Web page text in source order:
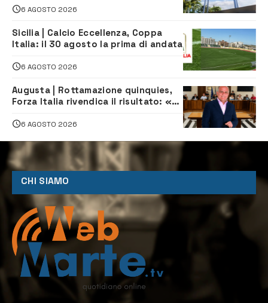
6 AGOSTO 2026
Sicilia | Calcio Eccellenza, Coppa
Italia: il 30 agosto la prima di andata
6 AGOSTO 2026
Augusta | Rottamazione quinquies,
Forza Italia rivendica il risultato: «La
6 AGOSTO 2026
CHI SIAMO